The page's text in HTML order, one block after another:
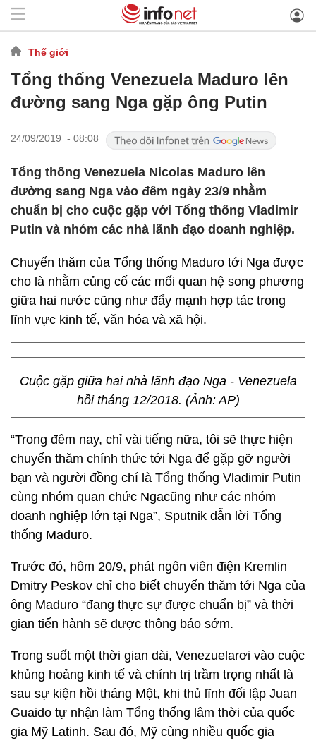
Thế giới
Tổng thống Venezuela Maduro lên
đường sang Nga gặp ông Putin
24/09/2019 - 08:08
Tổng thống Venezuela Nicolas Maduro lên
đường sang Nga vào đêm ngày 23/9 nhằm
chuẩn bị cho cuộc gặp với Tổng thống Vladimir
Putin và nhóm các nhà lãnh đạo doanh nghiệp.
Chuyến thăm của Tổng thống Maduro tới Nga được
cho là nhằm củng cố các mối quan hệ song phương
giữa hai nước cũng như đẩy mạnh hợp tác trong
lĩnh vực kinh tế, văn hóa và xã hội.
Cuộc gặp giữa hai nhà lãnh đạo Nga - Venezuela
hồi tháng 12/2018. (Ảnh: AP)
“Trong đêm nay, chỉ vài tiếng nữa, tôi sẽ thực hiện
chuyến thăm chính thức tới Nga để gặp gỡ người
bạn và người đồng chí là Tổng thống Vladimir Putin
cùng nhóm quan chức Ngacũng như các nhóm
doanh nghiệp lớn tại Nga”, Sputnik dẫn lời Tổng
thống Maduro.
Trước đó, hôm 20/9, phát ngôn viên điện Kremlin
Dmitry Peskov chỉ cho biết chuyến thăm tới Nga của
ông Maduro “đang thực sự được chuẩn bị” và thời
gian tiến hành sẽ được thông báo sớm.
Trong suốt một thời gian dài, Venezuelarơi vào cuộc
khủng hoảng kinh tế và chính trị trầm trọng nhất là
sau sự kiện hồi tháng Một, khi thủ lĩnh đối lập Juan
Guaido tự nhận làm Tổng thống lâm thời của quốc
gia Mỹ Latinh. Sau đó, Mỹ cùng nhiều quốc gia